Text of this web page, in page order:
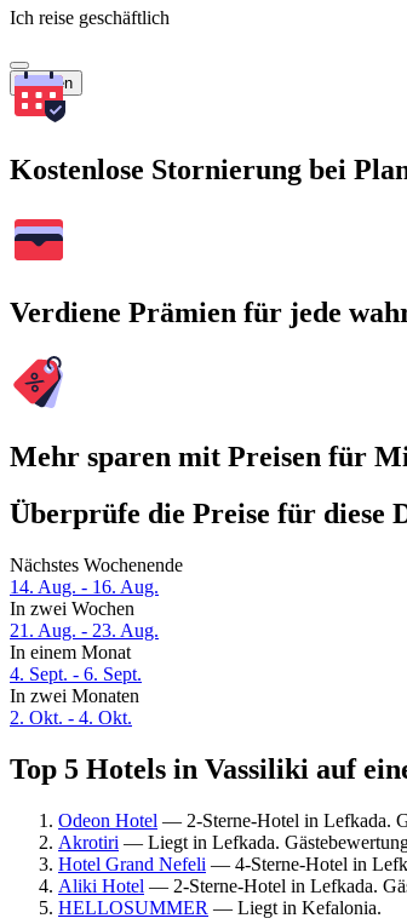
Ich reise geschäftlich
Suchen
Kostenlose Stornierung bei
Verdiene Prämien für jede
Mehr sparen mit Preisen für
Überprüfe die Preise für diese
Nächstes Wochenende
14. Aug. - 16. Aug.
In zwei Wochen
21. Aug. - 23. Aug.
In einem Monat
4. Sept. - 6. Sept.
In zwei Monaten
2. Okt. - 4. Okt.
Top 5 Hotels in Vassiliki auf
Odeon Hotel — 2-Sterne-Hotel in Lefkada.
Akrotiri — Liegt in Lefkada.
Hotel Grand Nefeli — 4-Sterne-Hotel in
Aliki Hotel — 2-Sterne-Hotel in Lefkada.
HELLOSUMMER — Liegt in Kefalonia.